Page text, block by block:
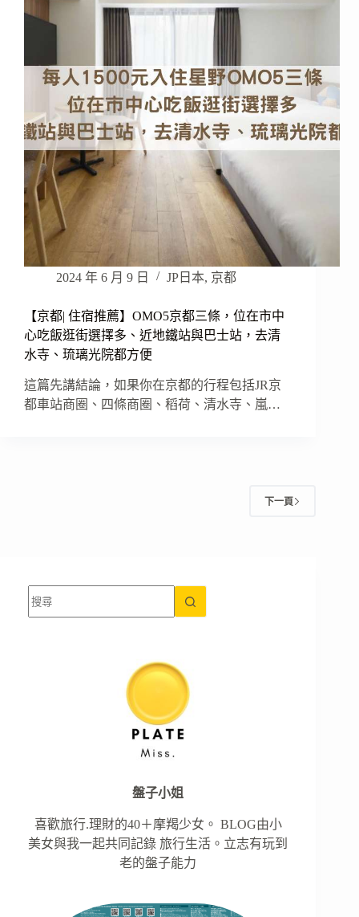
2024 年 6 月 9 日 JP日本, 京都
【京都| 住宿推薦】OMO5京都三條，位在市中
心吃飯逛街選擇多、近地鐵站與巴士站，去清
水寺、琉璃光院都方便
這篇先講結論，如果你在京都的行程包括JR京
都車站商圈、四條商圈、稻荷、清水寺、嵐…
下一頁
盤子小姐
喜歡旅行.理財的40＋摩羯少女。 BLOG由小
美女與我一起共同記錄 旅行生活。立志有玩到
老的盤子能力